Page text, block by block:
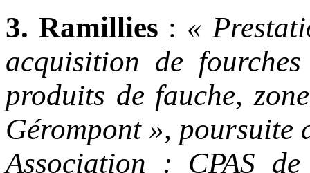
3. Ramillies : «
acquisition de
produits de fauche,
Gérompont », poursuite
Association : CPAS